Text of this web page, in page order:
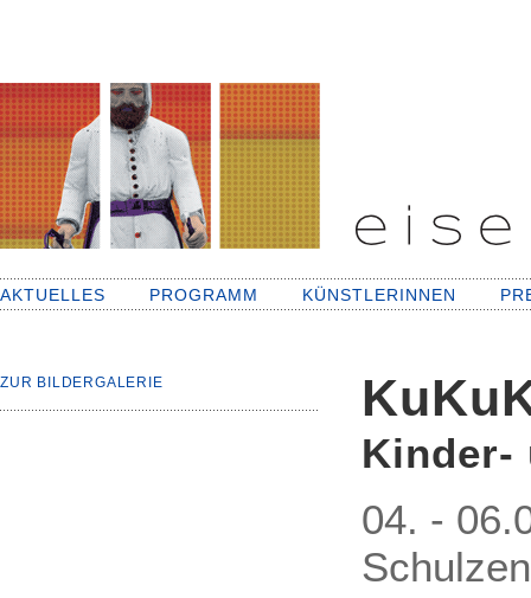
AKTUELLES PROGRAMM KÜNSTLERINNEN
ZUR BILDERGALERIE
Kinder-
04. -